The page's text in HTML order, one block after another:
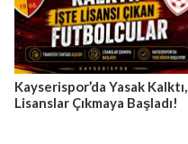
Kayserispor’da Yasak Kalktı,
Lisanslar Çıkmaya Başladı!